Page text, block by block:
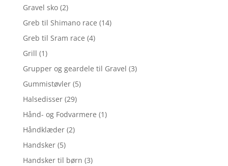
Gravel sko (2)
Greb til Shimano race (14)
Greb til Sram race (4)
Grill (1)
Grupper og geardele til Gravel (3)
Gummistøvler (5)
Halsedisser (29)
Hånd- og Fodvarmere (1)
Håndklæder (2)
Handsker (5)
Handsker til børn (3)